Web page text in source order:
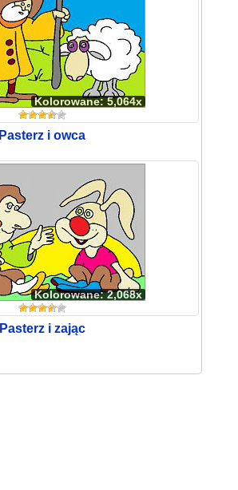
Kolorowane: 5,064x
Pasterz i owca
Kolorowane: 2,068x
Pasterz i zając